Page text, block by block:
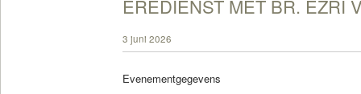
EREDIENST MET BR. EZRI
3 juni 2026
Evenementgegevens